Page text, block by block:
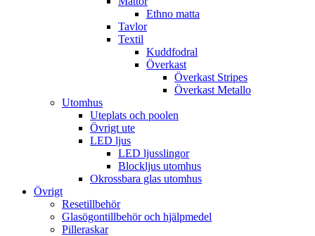
Ethno matta
Tavlor
Textil
Kuddfodral
Överkast
Överkast Stripes
Överkast Metallo
Utomhus
Uteplats och poolen
Övrigt ute
LED ljus
LED ljusslingor
Blockljus utomhus
Okrossbara glas utomhus
Övrigt
Resetillbehör
Glasögontillbehör och hjälpmedel
Pilleraskar